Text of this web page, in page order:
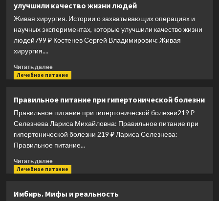
улучшили качество жизни людей
Живая хирургия. Истории о захватывающих операциях и
научных экспериментах, которые улучшили качество жизни
людей799 ₽ Костенев Сергей Владимирович: Живая
хирургия....
Читать далееПрочитать
больше
хирургия.
Истории
о
захватывающих
и
научных
экспериментах,
качество
Лечебное питание
Правильное питание при гипертонической болезни
Правильное питание при гипертонической болезни219 ₽
Селезнева Лариса Михайловна: Правильное питание при
гипертонической болезни 219 ₽ Лариса Селезнева:
Правильное питание...
Читать далееПрочитать
больше
питание
Лечебное питание
Имбирь. Мифы и реальность